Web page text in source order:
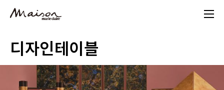
content
디자인테이블